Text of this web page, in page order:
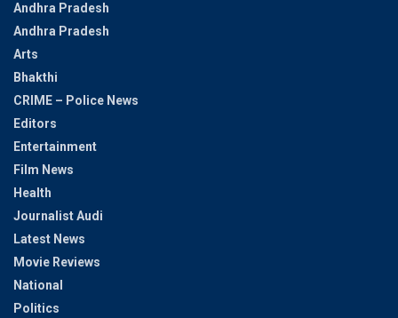
Andhra Pradesh
Andhra Pradesh
Arts
Bhakthi
CRIME – Police News
Editors
Entertainment
Film News
Health
Journalist Audi
Latest News
Movie Reviews
National
Politics